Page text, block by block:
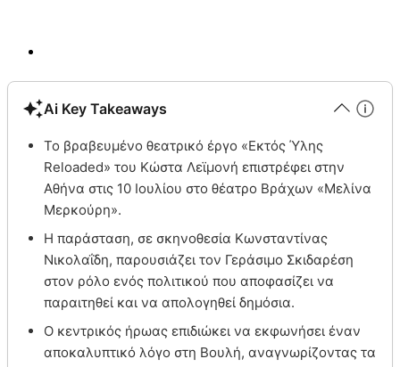
Ai Key Takeaways
Το βραβευμένο θεατρικό έργο «Εκτός Ύλης
Reloaded» του Κώστα Λεϊμονή επιστρέφει στην
Αθήνα στις 10 Ιουλίου στο θέατρο Βράχων «Μελίνα
Μερκούρη».
Η παράσταση, σε σκηνοθεσία Κωνσταντίνας
Νικολαΐδη, παρουσιάζει τον Γεράσιμο Σκιδαρέση
στον ρόλο ενός πολιτικού που αποφασίζει να
παραιτηθεί και να απολογηθεί δημόσια.
Ο κεντρικός ήρωας επιδιώκει να εκφωνήσει έναν
αποκαλυπτικό λόγο στη Βουλή, αναγνωρίζοντας τα